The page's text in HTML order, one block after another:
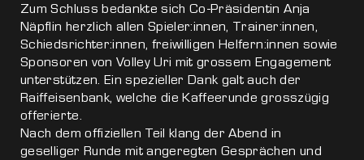
Zum Schluss bedankte sich Co-Präsidentin Anja
Näpflin herzlich allen Spieler:innen, Trainer:innen,
Schiedsrichter:innen, freiwilligen Helfern:innen sowie
Sponsoren von Volley Uri mit grossem Engagement
unterstützen. Ein spezieller Dank galt auch der
Raiffeisenbank, welche die Kaffeerunde grosszügig
offerierte.
Nach dem offiziellen Teil klang der Abend in
geselliger Runde mit angeregten Gesprächen und